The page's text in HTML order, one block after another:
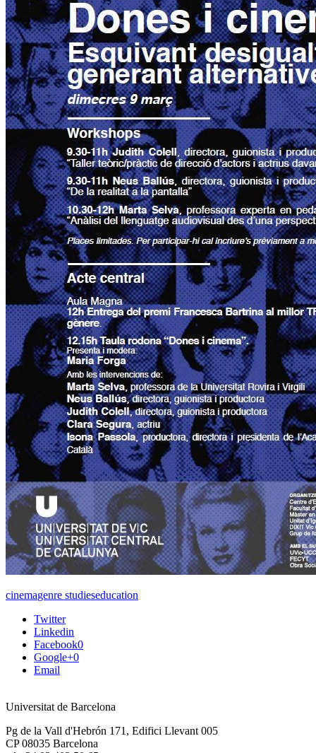
cinemagenre studieseducation
Twitter
Linkedin
Facebook0
Google+0
Email
Universitat de Barcelona
Pg de la Vall d'Hebrón 171, Edifici Llevant 005
CP 08035 Barcelona